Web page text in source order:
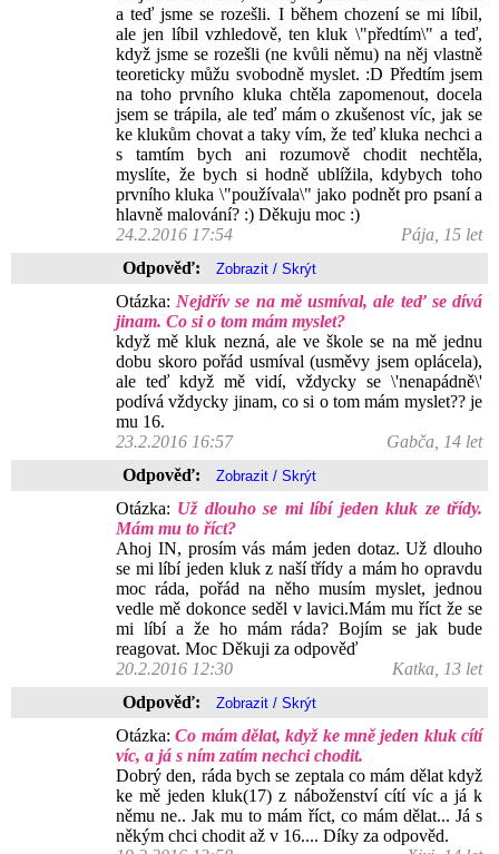
a teď jsme se rozešli. I během chození se mi líbil,
ale jen líbil vzhledově, ten kluk \"předtím\" a teď,
když jsme se rozešli (ne kvůli němu) na něj vlastně
teoreticky můžu svobodně myslet. :D Předtím jsem
na toho prvního kluka chtěla zapomenout, docela
jsem se trápila, ale teď mám o zkušenost víc, jak se
ke klukům chovat a taky vím, že teď kluka nechci a
s tamtím bych ani rozumově chodit nechtěla,
myslíte, že bych si hodně ublížila, kdybych toho
prvního kluka \"používala\" jako podnět pro psaní a
hlavně malování? :) Děkuju moc :)
24.2.2016 17:54
Pája, 15 let
Odpověď:
Otázka: Nejdřív se na mě usmíval, ale teď se dívá
jinam. Co si o tom mám myslet?
když mě kluk nezná, ale ve škole se na mě jednu
dobu skoro pořád usmíval (usměvy jsem oplácela),
ale teď když mě vidí, vždycky se \'nenapádně\'
podívá vždycky jinam, co si o tom mám myslet?? je
mu 16.
23.2.2016 16:57
Gabča, 14 let
Odpověď:
Otázka: Už dlouho se mi líbí jeden kluk ze třídy.
Mám mu to říct?
Ahoj IN, prosím vás mám jeden dotaz. Už dlouho
se mi líbí jeden kluk z naší třídy a mám ho opravdu
moc ráda, pořád na něho musím myslet, jednou
vedle mě dokonce seděl v lavici.Mám mu říct že se
mi líbí a že ho mám ráda? Bojím se jak bude
reagovat. Moc Děkuji za odpověď
20.2.2016 12:30
Katka, 13 let
Odpověď:
Otázka:Co mám dělat, když ke mně jeden kluk cítí
víc, a já s ním zatím nechci chodit.
Dobrý den, ráda bych se zeptala co mám dělat když
ke mě jeden kluk(17) z náboženství cítí víc a já k
němu ne.. Jak mu to mám říct, co mám dělat... Já s
někým chci chodit až v 16.... Díky za odpověd.